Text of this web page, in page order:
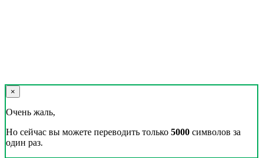
×
Очень жаль,
Но сейчас вы можете переводить только 5000 символов за
один раз.